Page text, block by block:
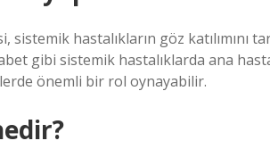
hastalıkların göz katılımını
gibi sistemik hastalıklarda ana
önemli bir rol oynayabilir.